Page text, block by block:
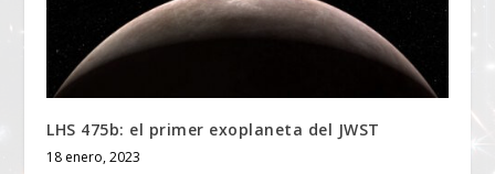
LHS 475b: el primer exoplaneta del JWST
18 enero, 2023